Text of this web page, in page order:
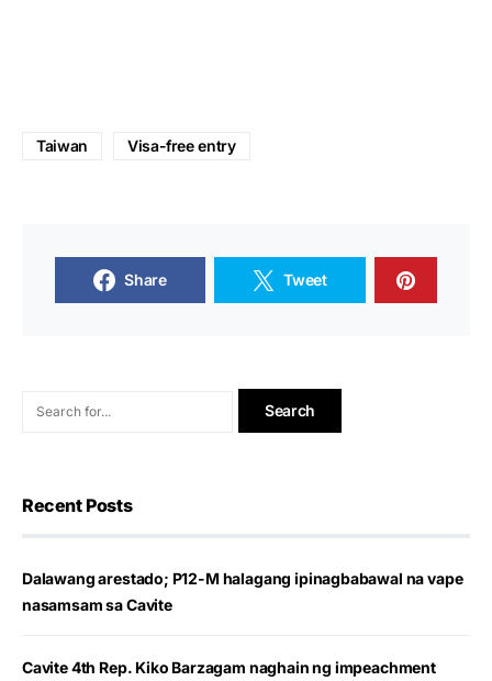
Taiwan Visa-free entry
Share Tweet
Recent Posts
Dalawang arestado; P12-M halagang ipinagbabawal na vape
nasamsam sa Cavite
Cavite 4th Rep. Kiko Barzagam naghain ng impeachment